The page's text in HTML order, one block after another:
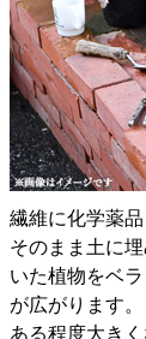
繊維に化学薬
そのまま土に
いた植物をベ
が広がります。
ある程度大き